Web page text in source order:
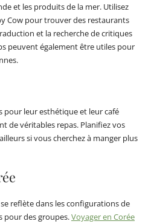
et les produits de la mer. Utilisez
Cow pour trouver des restaurants
et la recherche de critiques
peuvent également être utiles pour
pour leur esthétique et leur café
de véritables repas. Planifiez vos
si vous cherchez à manger plus
reflète dans les configurations de
pour des groupes.Voyager en Corée